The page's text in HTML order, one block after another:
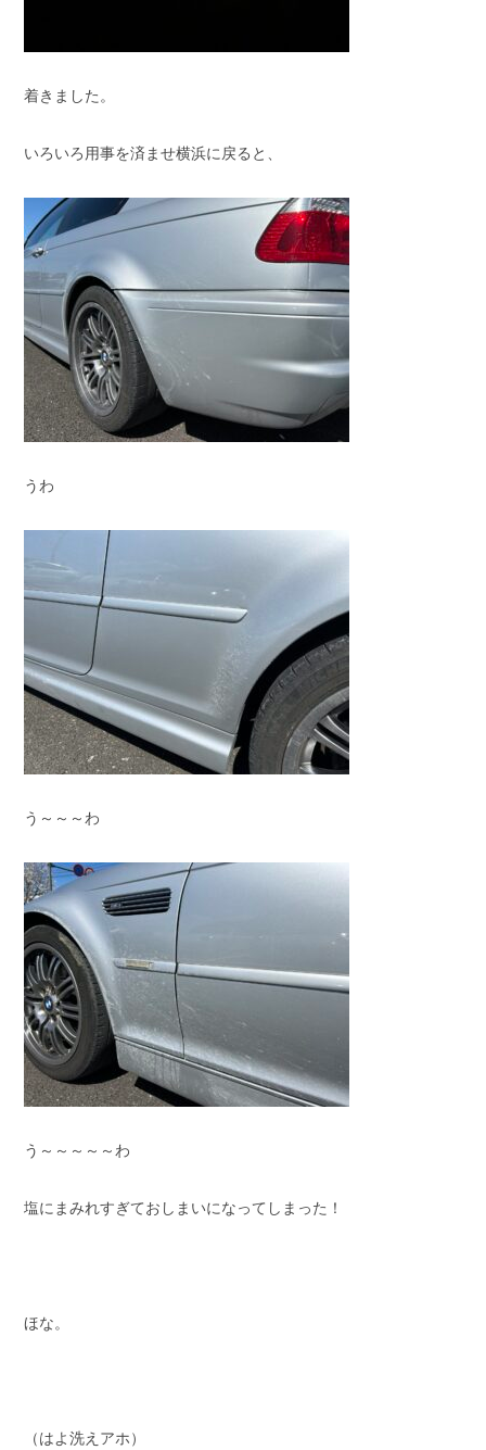
着きました。
いろいろ用事を済ませ横浜に戻ると、
うわ
う～～～わ
う～～～～～わ
塩にまみれすぎておしまいになってしまった！
ほな。
（はよ洗えアホ）